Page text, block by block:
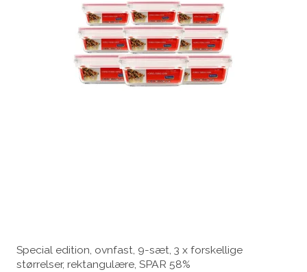
Special edition, ovnfast, 9-sæt, 3 x forskellige
størrelser, rektangulære, SPAR 58%